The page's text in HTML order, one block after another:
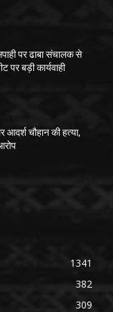
पर ढाबा संचालक से
पर बड़ी कार्यवाही
आदर्श चौहान की हत्या,
1341
382
309